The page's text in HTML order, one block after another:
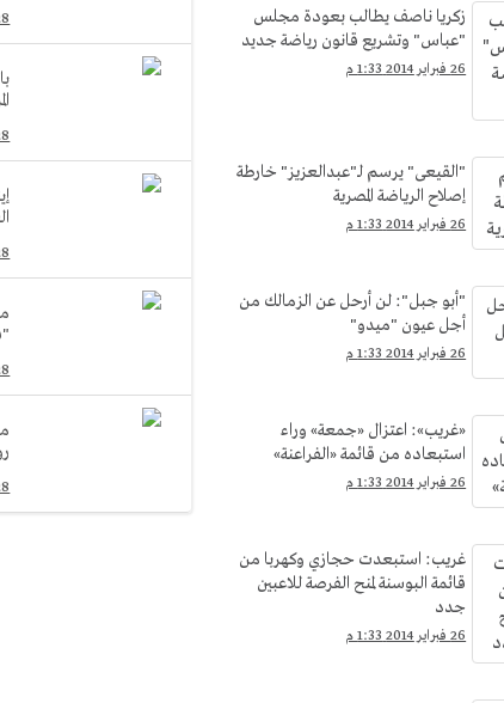
زكريا ناصف يطالب بعودة مجلس
"عباس" وتشريع قانون رياضة جديد
26 فبراير 2014 1:33 م
"القيعى" يرسم لـ"عبدالعزيز" خارطة
إصلاح الرياضة المصرية
26 فبراير 2014 1:33 م
"أبو جبل": لن أرحل عن الزمالك من
أجل عيون "ميدو"
26 فبراير 2014 1:33 م
«غريب»: اعتزال «جمعة» وراء
استبعاده من قائمة «الفراعنة»
26 فبراير 2014 1:33 م
غريب: استبعدت حجازي وكهربا من
قائمة البوسنة لمنح الفرصة للاعبين
جدد
26 فبراير 2014 1:33 م
28
28
28
28
28